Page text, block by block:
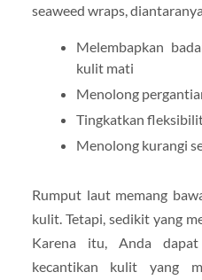
seaweed wraps,
Melembapkan
kulit mati
Menolong
Tingkatkan
Menolong kurangi
Rumput laut memang
kulit. Tetapi, sedikit yang
Karena itu, Anda
kecantikan kulit yang